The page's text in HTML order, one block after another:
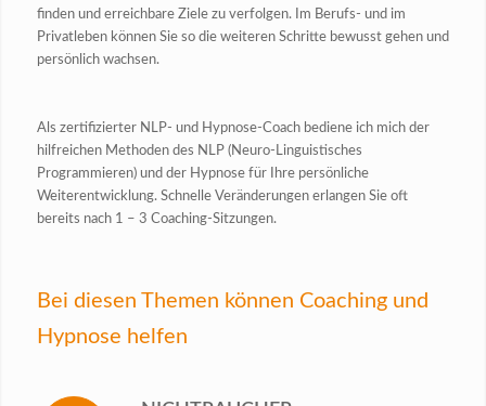
finden und erreichbare Ziele zu verfolgen. Im Berufs- und im
Privatleben können Sie so die weiteren Schritte bewusst gehen und
persönlich wachsen.
Als zertifizierter NLP- und Hypnose-Coach bediene ich mich der
hilfreichen Methoden des NLP (Neuro-Linguistisches
Programmieren) und der Hypnose für Ihre persönliche
Weiterentwicklung. Schnelle Veränderungen erlangen Sie oft
bereits nach 1 – 3 Coaching-Sitzungen.
Bei diesen Themen können Coaching und
Hypnose helfen